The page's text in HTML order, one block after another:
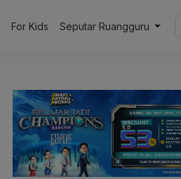
For Kids Seputar Ruangguru